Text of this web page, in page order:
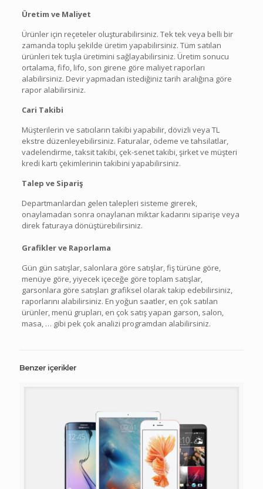
Üretim ve Maliyet
Ürünler için reçeteler oluşturabilirsiniz. Tek tek veya belli bir
zamanda toplu şekilde üretim yapabilirsiniz. Tüm satılan
ürünleri tek tuşla üretimini sağlayabilirsiniz. Üretim sonucu
ortalama, fifo, lifo, son girene göre maliyet raporları
alabilirsiniz. Devir yapmadan istediğiniz tarih aralığına göre
rapor alabilirsiniz.
Cari Takibi
Müşterilerin ve satıcıların takibi yapabilir, dövizli veya TL
ekstre düzenleyebilirsiniz. Faturalar, ödeme ve tahsilatlar,
vadelendirme, taksit takibi, çek-senet takibi, şirket ve müşteri
kredi kartı çekimlerinin takibini yapabilirsiniz.
Talep ve Sipariş
Departmanlardan gelen talepleri sisteme girerek,
onaylamadan sonra onaylanan miktar kadarını siparişe veya
direk faturaya dönüştürebilirsiniz.
Grafikler ve Raporlama
Gün gün satışlar, salonlara göre satışlar, fiş türüne göre,
menüye göre, yiyecek içeceğe göre toplam satışlar,
garsonlara göre satışları grafiksel olarak takip edebilirsiniz,
raporlarını alabilirsiniz. En yoğun saatler, en çok satılan
ürünler, menü grupları, en çok satış yapan garson, salon,
masa, … gibi pek çok analizi programdan alabilirsiniz.
Benzer içerikler